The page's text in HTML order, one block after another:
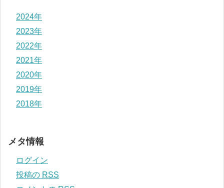
2024年
2023年
2022年
2021年
2020年
2019年
2018年
メタ情報
ログイン
投稿の RSS